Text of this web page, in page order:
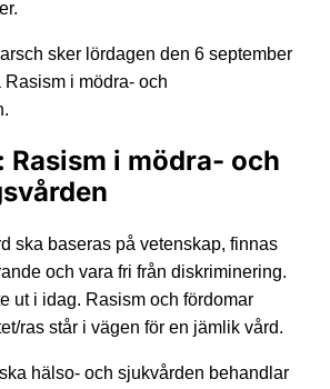
sker lördagen den 6 september
i mödra- och
Rasism i mödra- och
ska baseras på vetenskap, finnas
och vara fri från diskriminering.
ut i idag. Rasism och fördomar
ras står i vägen för en jämlik vård.
hälso- och sjukvården behandlar